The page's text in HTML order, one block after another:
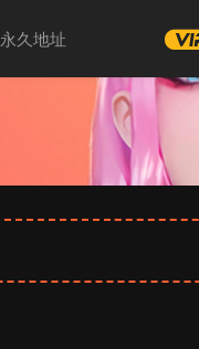
永久地址